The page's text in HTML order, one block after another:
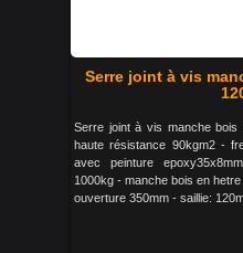
Serre joint à vis
Serre joint à vis manche bois
haute résistance 90kgm2 -
avec peinture
1000kg - manche bois en
ouverture 350mm - saillie: